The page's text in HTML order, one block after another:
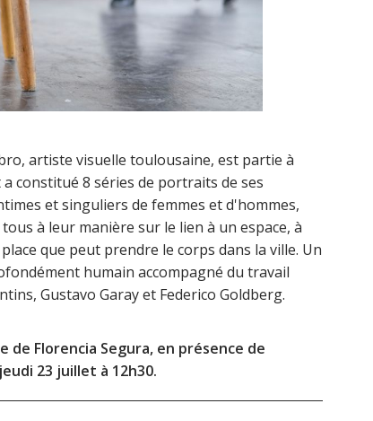
artiste visuelle toulousaine, est partie à
constitué 8 séries de portraits de ses
et singuliers de femmes et d'hommes,
à leur manière sur le lien à un espace, à
que peut prendre le corps dans la ville. Un
humain accompagné du travail
Gustavo Garay et Federico Goldberg.
de Florencia Segura, en présence de
23 juillet à 12h30.